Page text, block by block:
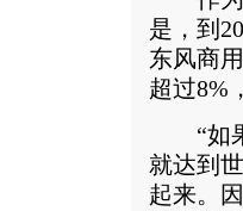
是，到
东风商
超过8%
“如果
就达到
起来。